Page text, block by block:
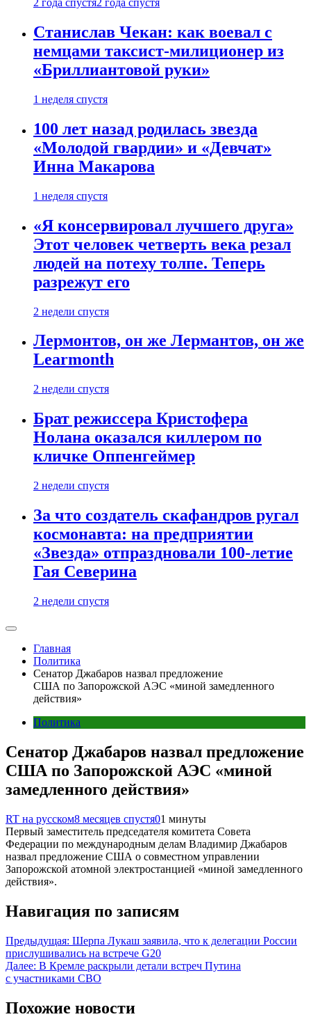
2 года спустя2 года спустя
Станислав Чекан: как воевал с
немцами таксист-милиционер из
«Бриллиантовой руки»
1 неделя спустя
100 лет назад родилась звезда
«Молодой гвардии» и «Девчат»
Инна Макарова
1 неделя спустя
«Я консервировал лучшего друга»
Этот человек четверть века резал
людей на потеху толпе. Теперь
разрежут его
2 недели спустя
Лермонтов, он же Лермантов, он же
Learmonth
2 недели спустя
Брат режиссера Кристофера
Нолана оказался киллером по
кличке Оппенгеймер
2 недели спустя
За что создатель скафандров ругал
космонавта: на предприятии
«Звезда» отпраздновали 100-летие
Гая Северина
2 недели спустя
Главная
Политика
Сенатор Джабаров назвал предложение
США по Запорожской АЭС «миной замедленного
действия»
Политика
Сенатор Джабаров назвал предложение
США по Запорожской АЭС «миной
замедленного действия»
RT на русском8 месяцев спустя01 минуты
Первый заместитель председателя комитета Совета
Федерации по международным делам Владимир Джабаров
назвал предложение США о совместном управлении
Запорожской атомной электростанцией «миной замедленного
действия».
Навигация по записям
Предыдущая: Шерпа Лукаш заявила, что к делегации России
прислушивались на встрече G20
Далее: В Кремле раскрыли детали встреч Путина
с участниками СВО
Похожие новости